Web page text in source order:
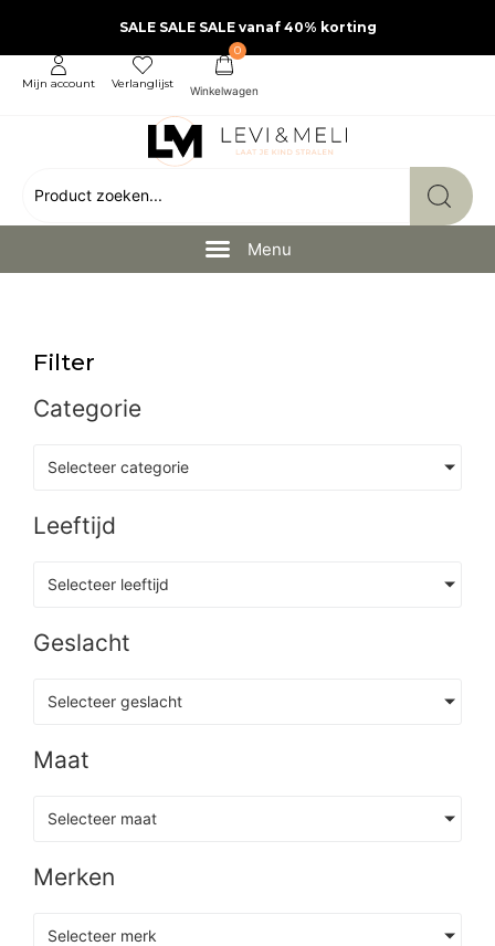
SALE SALE SALE vanaf 40% korting
Mijn account Verlanglijst
0
Filter
Categorie
Selecteer categorie
Leeftijd
Selecteer leeftijd
Geslacht
Selecteer geslacht
Maat
Selecteer maat
Merken
Selecteer merk